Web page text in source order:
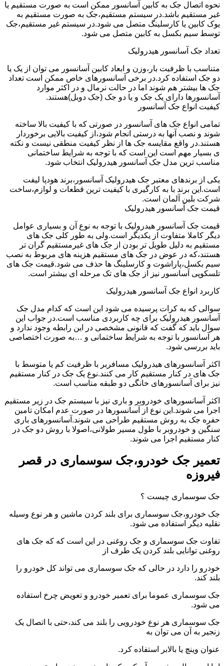
نحوه اتصال جک به کابین آسانسور ممکن است به صورت مستقیم یا
غیر مستقیم باشد.در سیستم مستقیم،جک به صورت مستقیم به
یوک کابین یا کارسلینگ متصل می شود.در سیستم غیر مستقیم،جک
توسط سیم بکسل به کابین متصل می شود.
تعداد جک آسانسور هیدرولیک
متناسب با ظرفیت بار،وزن و ابعاد کابین آسانسور می توان از یک یا
دو جک استفاده کرد.در برخی آسانسورهای خاص ممکن است تعداد
جک ها بیشتر هم شوند اما در حالت نرمال و در اکثر موارد
آسانسورها دارای یک جک و یا دو جک (جک دوبل)هستند.
کیفیت انواع جک آسانسور
تمامی انواع جک های آسانسور در صورتی که با کیفیت بالا ساخته
شوند و نصب آنها به درستی انجام شود،از کیفیت بالایی برخوردار
هستند.در واقع مقایسه جک ها از نظر کیفیت منطقی نیست و نکته
ی بسیار مهم است این است که با توجه به شرایط ساختمانی
مناسب ترین مدل جک آسانسور هیدرولیک انتخاب شود.
یکی از برندهای معتبر جک هیدرولیک آسانسور،برند هودپا لیفت
است.این برند با به کارگیری با کیفیت ترین قطعات و لوازم،ساخت
شرکت بلین آلمان است.
قیمت جک آسانسور هیدرولیک
قیمت جک آسانسور هیدرولیک با توجه به نوع آن و بسیاری عوامل
دیگر کاملا متفاوت از یکدیگر است.ولی به طور کلی جک های
مستقیم به دلیل طویل تر بودن از جک های غیرمستقیم گران تر
هستند،که در عوض در جک های مستقیم هزینه های مربوط به نصب
سیم بکسل،پاراشوت و کارسلینگ ها حذف می شود.قیمت جک های
تلسکوپی آسانسور نیز از جک های تک مرحله ای بیشتر است.
کاربرد انواع جک آسانسور هیدرولیک
سوالی که به کرات پرسیده می شود این است که کدام مدل جک
آسانسور هیدرولیک برای چه کاربردی مناسب است.در جواب این
سوال باید که گفت که قانونی مشخصی در این رابطه وجود ندارد و
هر آسانسور با توجه به شرایط ساختمانی و …به صورت اختصاصی
باید بررسی شود.
اکثر آسانسورهای هیدرولیک مسافربر با ظرفیت کم یا متوسط با
جک های در کنار مستقیم کار می کنند.نوع یک جک در کنار مستقیم
نیز برای آسانسورهای خانگی دو طبقه مناسب است.
اکثر آسانسورهای خودروبر و باری نیز با سیستم جک در زیر مستقیم
اجرا می شوند.این نوع از آسانسورها در صورت عدم امکان تامین
حفره جک به روش مستقیم طراحی می شوند.آسانسورهای باری
سنگین و خودروبر با طول مسیر طولانی،اصولا با روش دو جک در
کنار مستقیم اجرا می شوند.
تعمیر جک خودرو،جک سوسماری در قصر
فیروزه
جک سوسماری چیست ؟
جک خودرو،جک سوسماری برای بلند کردن ماشین و هر نوع وسیله
نقلیه دیگر استفاده می شود.
تفاوت جک سوسماری و جک روغنی در این است که که جک های
روغنی توانایی بلند کردن یک طرف از
خودرو را دارد در حالی که جک سوسماری می تواند کل خودرو را
بلند کند.
جک سوسماری عموما برای تعمیر خودرو و تعویض چرخ استفاده
می شود.
جک سوسماری هر نوع خودرویی را بلند می کند،حتی با اتصال یک
زنجیر به آن می توان به
عنوان وینچ یا بالابر استفاده کرد.